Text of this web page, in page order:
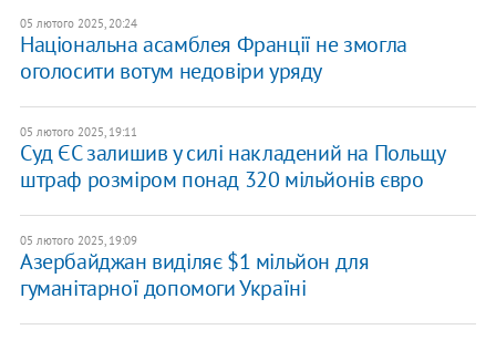
05 лютого 2025, 20:24
Національна асамблея Франції не змогла
оголосити вотум недовіри уряду
05 лютого 2025, 19:11
Суд ЄС залишив у силі накладений на Польщу
штраф розміром понад 320 мільйонів євро
05 лютого 2025, 19:09
Азербайджан виділяє $1 мільйон для
гуманітарної допомоги Україні